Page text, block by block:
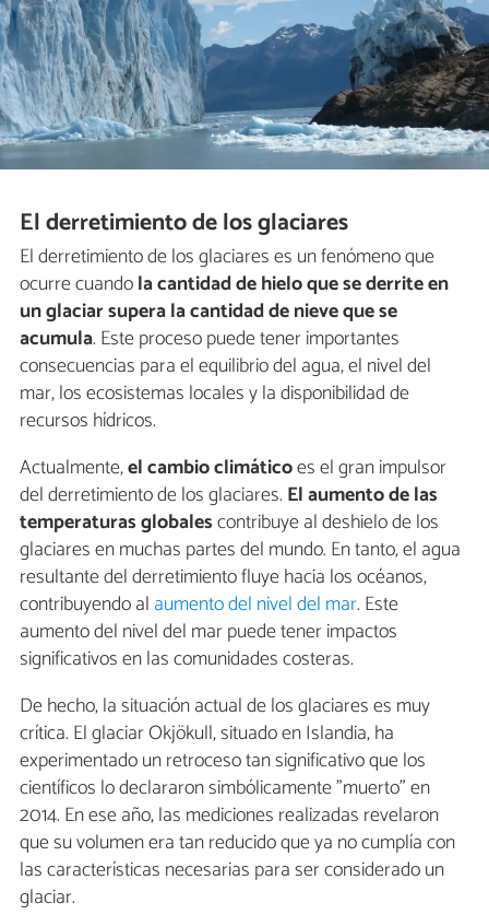
El derretimiento de los glaciares
El derretimiento de los glaciares es un fenómeno que
ocurre cuandola cantidad de hielo que se derrite en
un glaciar supera la cantidad de nieve que se
acumula. Este proceso puede tener importantes
consecuencias para el equilibrio del agua, el nivel del
mar, los ecosistemas locales y la disponibilidad de
recursos hídricos.
Actualmente,el cambio climáticoes el gran impulsor
del derretimiento de los glaciares. El aumento de las
temperaturas globalescontribuye al deshielo de los
glaciares en muchas partes del mundo. En tanto, el agua
resultante del derretimiento fluye hacia los océanos,
contribuyendo al aumento del nivel del mar. Este
aumento del nivel del mar puede tener impactos
significativos en las comunidades costeras.
De hecho, la situación actual de los glaciares es muy
crítica. El glaciar Okjökull, situado en Islandia, ha
experimentado un retroceso tan significativo que los
científicos lo declararon simbólicamente "muerto" en
2014. En ese año, las mediciones realizadas revelaron
que su volumen era tan reducido que ya no cumplía con
las características necesarias para ser considerado un
glaciar.